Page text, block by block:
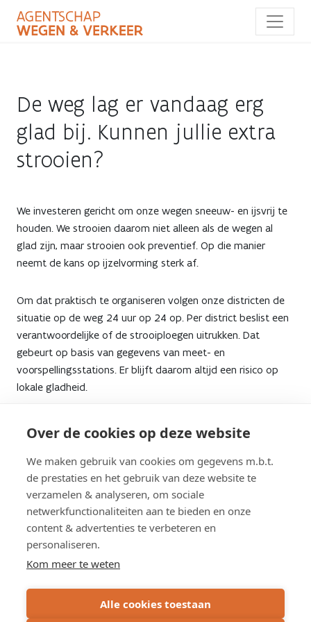
Over de cookies op deze website
We maken gebruik van cookies om gegevens m.b.t.
de prestaties en het gebruik van deze website te
verzamelen & analyseren, om sociale
netwerkfunctionaliteiten aan te bieden en onze
content & advertenties te verbeteren en
personaliseren.
Kom meer te weten
Alle cookies toestaan
naar
De weg lag er vandaag erg
glad bij. Kunnen jullie extra
strooien?
De
weg
lag
er
vandaag
erg
glad
Kunnen
jullie
extra
strooien?
We investeren gericht om onze wegen sneeuw- en ijsvrij te
houden. We strooien daarom niet alleen als de wegen al
glad zijn, maar strooien ook preventief. Op die manier
neemt de kans op ijzelvorming sterk af.
Om dat praktisch te organiseren volgen onze districten de
situatie op de weg 24 uur op 24 op. Per district beslist een
verantwoordelijke of de strooiploegen uitrukken. Dat
gebeurt op basis van gegevens van meet- en
voorspellingsstations. Er blijft daarom altijd een risico op
lokale gladheid.
Hoe wordt beslist waar en wanneer
jullie gaan strooien?